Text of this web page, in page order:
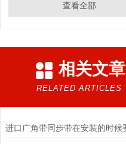
查看全部
相关文章
RELATED ARTICLES